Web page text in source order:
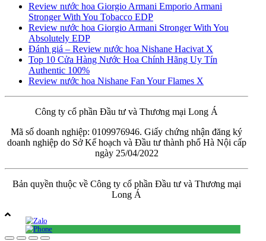
Review nước hoa Giorgio Armani Emporio Armani
Stronger With You Tobacco EDP
Review nước hoa Giorgio Armani Stronger With You
Absolutely EDP
Đánh giá – Review nước hoa Nishane Hacivat X
Top 10 Cửa Hàng Nước Hoa Chính Hãng Uy Tín
Authentic 100%
Review nước hoa Nishane Fan Your Flames X
Công ty cổ phần Đầu tư và Thương mại Long Á
Mã số doanh nghiệp: 0109976946. Giấy chứng nhận đăng ký
doanh nghiệp do Sở Kế hoạch và Đầu tư thành phố Hà Nội cấp
ngày 25/04/2022
Bản quyền thuộc về Công ty cổ phần Đầu tư và Thương mại
Long Á